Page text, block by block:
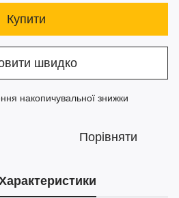
Купити
швидко
накопичувальної знижки
Порівняти